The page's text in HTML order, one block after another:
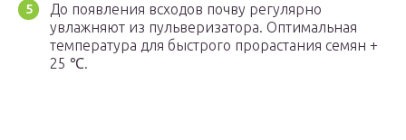
До появления всходов почву регулярно
увлажняют из пульверизатора. Оптимальная
температура для быстрого прорастания семян +
25 ℃.